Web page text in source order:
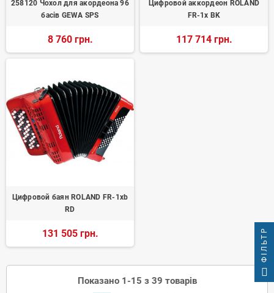
258120 Чохол для акордеона 96
басів GEWA SPS
8 760 грн.
Цифровой аккордеон ROLAND
FR-1x BK
117 714 грн.
Цифровой баян ROLAND FR-1xb
RD
131 505 грн.
Показано 1-15 з 39 товарів
ФІЛЬТР